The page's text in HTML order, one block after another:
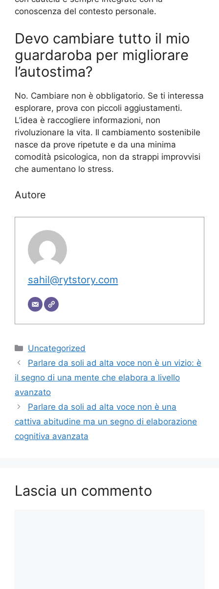
conoscenza del contesto personale.
Devo cambiare tutto il mio
guardaroba per migliorare
l’autostima?
No. Cambiare non è obbligatorio. Se ti interessa
esplorare, prova con piccoli aggiustamenti.
L’idea è raccogliere informazioni, non
rivoluzionare la vita. Il cambiamento sostenibile
nasce da prove ripetute e da una minima
comodità psicologica, non da strappi improvvisi
che aumentano lo stress.
Autore
sahil@rytstory.com
Categorie
Uncategorized
Parlare da soli ad alta voce non è un vizio: è
il segno di una mente che elabora a livello
avanzato
Parlare da soli ad alta voce non è una
cattiva abitudine ma un segno di elaborazione
cognitiva avanzata
Lascia un commento